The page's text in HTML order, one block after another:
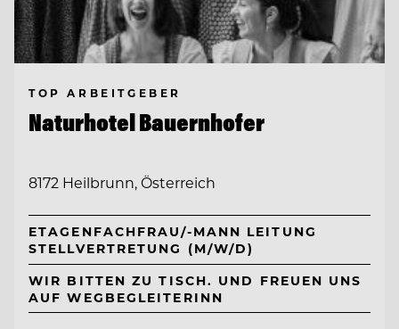
TOP ARBEITGEBER
Naturhotel Bauernhofer
8172 Heilbrunn, Österreich
ETAGENFACHFRAU/-MANN LEITUNG
STELLVERTRETUNG (M/W/D)
WIR BITTEN ZU TISCH. UND FREUEN UNS
AUF WEGBEGLEITERINN